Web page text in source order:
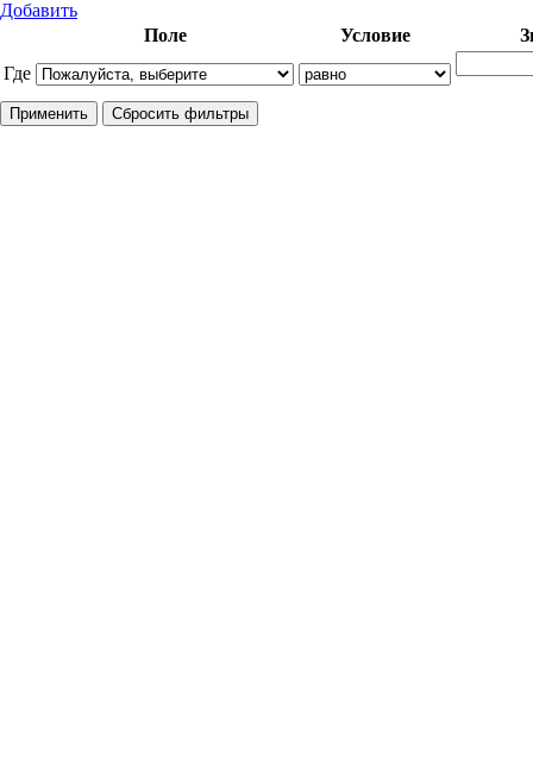
Добавить
Где
Поле Условие